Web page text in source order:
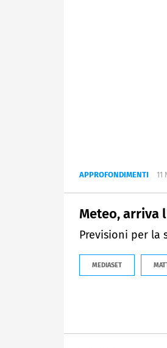
APPROFONDIMENTI 11
Meteo, arriva
Previsioni per la
MEDIASET